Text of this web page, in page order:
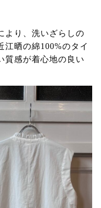
より、洗いざらしの
江晒の綿100%のタイ
質感が着心地の良い